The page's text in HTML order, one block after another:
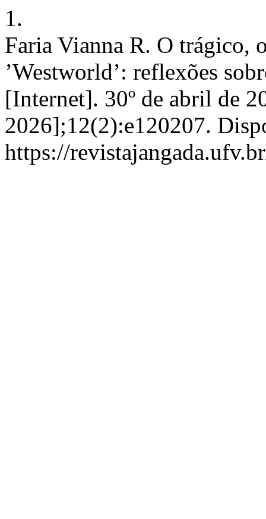
1.
Faria Vianna R. O trágico,
’Westworld’: reflexões
[Internet]. 30º de abril de
2026];12(2):e120207.
https://